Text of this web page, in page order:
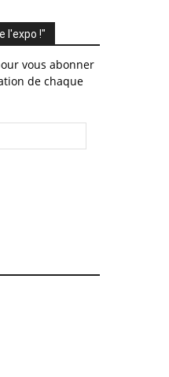
l'expo !"
vous abonner
de chaque